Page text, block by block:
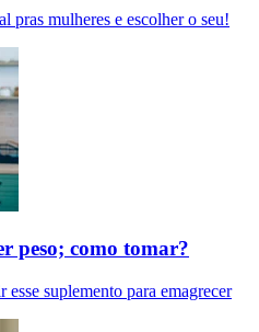
pras mulheres e escolher o seu!
peso; como tomar?
suplemento para emagrecer